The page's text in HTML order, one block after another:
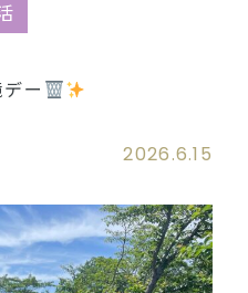
ー
2026.6.15